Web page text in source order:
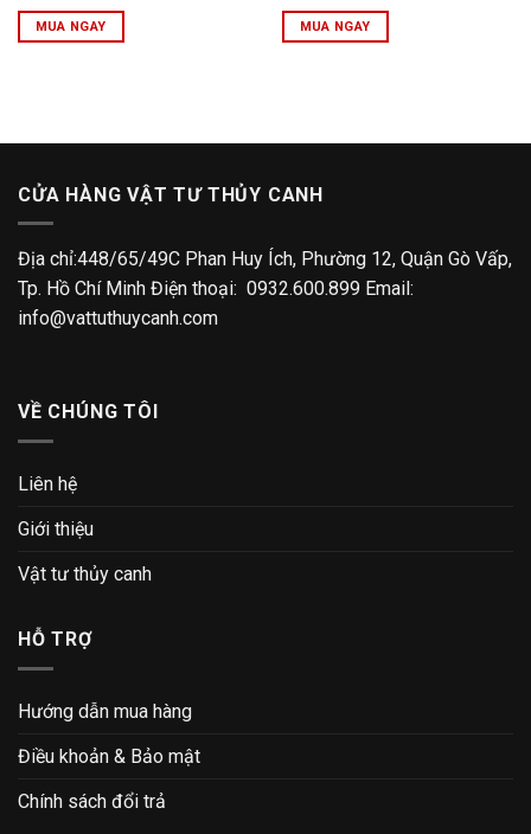
MUA NGAY MUA NGAY
CỬA HÀNG VẬT TƯ THỦY CANH
Địa chỉ:448/65/49C Phan Huy Ích, Phường 12, Quận Gò Vấp,
Tp. Hồ Chí Minh Điện thoại: 0932.600.899 Email:
info@vattuthuycanh.com
VỀ CHÚNG TÔI
Liên hệ
Giới thiệu
Vật tư thủy canh
HỖ TRỢ
Hướng dẫn mua hàng
Điều khoản & Bảo mật
Chính sách đổi trả